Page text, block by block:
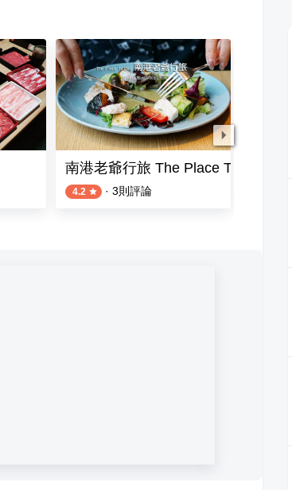
南港老爺行旅 The Place Taipei
4.2 · 3則評論